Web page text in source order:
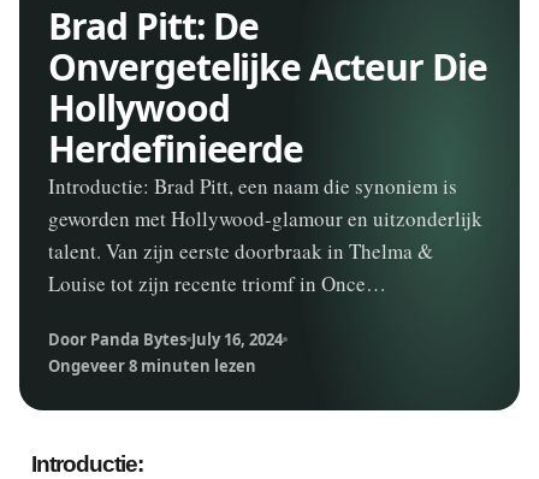
Brad Pitt: De
Onvergetelijke Acteur Die
Hollywood
Herdefinieerde
Introductie: Brad Pitt, een naam die synoniem is
geworden met Hollywood-glamour en uitzonderlijk
talent. Van zijn eerste doorbraak in Thelma &
Louise tot zijn recente triomf in Once…
Door Panda Bytes July 16, 2024
Ongeveer 8 minuten lezen
Introductie: